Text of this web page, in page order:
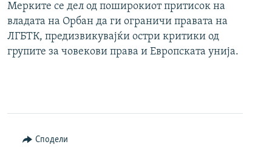
Мерките се дел од поширокиот притисок на
владата на Орбан да ги ограничи правата на
ЛГБТК, предизвикувајќи остри критики од
групите за човекови права и Европската унија.
Сподели